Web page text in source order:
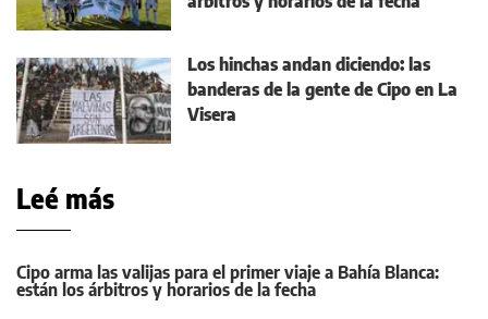
Los hinchas andan diciendo: las
banderas de la gente de Cipo en La
Visera
Leé más
Cipo arma las valijas para el primer viaje a Bahía Blanca:
están los árbitros y horarios de la fecha